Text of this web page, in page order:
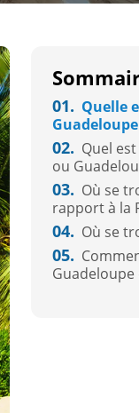
01. Quelle
02. Quel
ou
03. Où se
rapport à la
04. Où se
05.